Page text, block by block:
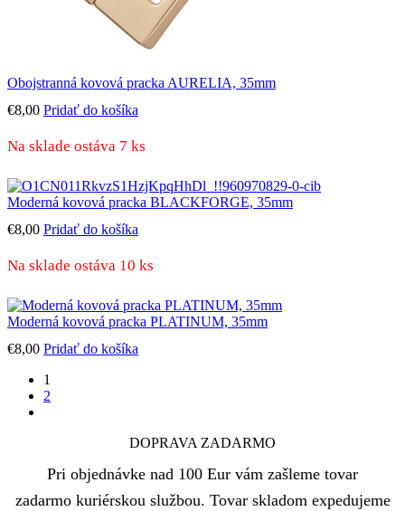
Obojstranná kovová pracka AURELIA, 35mm
€8,00 Pridať do košíka
Na sklade ostáva 7 ks
Moderná kovová pracka BLACKFORGE, 35mm
€8,00 Pridať do košíka
Na sklade ostáva 10 ks
Moderná kovová pracka PLATINUM, 35mm
€8,00 Pridať do košíka
1
2
DOPRAVA ZADARMO
Pri objednávke nad 100 Eur vám zašleme tovar
zadarmo kuriérskou službou. Tovar skladom expedujeme